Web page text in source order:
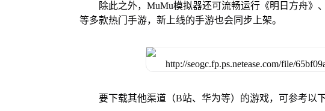
除此之外，MuMu模拟器还可流畅运行《明日方舟》
等多款热门手游，新上线的手游也会同步上架。
要下载其他渠道（B站、华为等）的游戏，可参考以下